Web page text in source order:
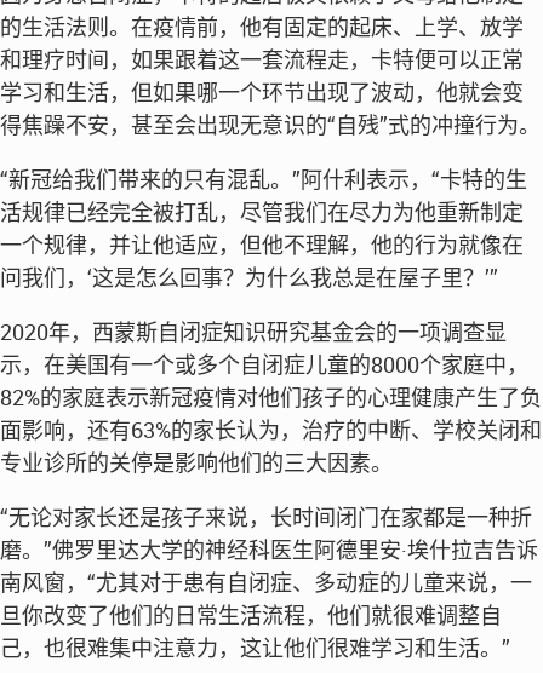
的生活法则。在疫情前，他有固定的起床、上学、放学
和理疗时间，如果跟着这一套流程走，卡特便可以正常
学习和生活，但如果哪一个环节出现了波动，他就会变
得焦躁不安，甚至会出现无意识的“自残”式的冲撞行为。
“新冠给我们带来的只有混乱。”阿什利表示，“卡特的生
活规律已经完全被打乱，尽管我们在尽力为他重新制定
一个规律，并让他适应，但他不理解，他的行为就像在
问我们，‘这是怎么回事？为什么我总是在屋子里？’”
2020年，西蒙斯自闭症知识研究基金会的一项调查显
示，在美国有一个或多个自闭症儿童的8000个家庭中，
82%的家庭表示新冠疫情对他们孩子的心理健康产生了负
面影响，还有63%的家长认为，治疗的中断、学校关闭和
专业诊所的关停是影响他们的三大因素。
“无论对家长还是孩子来说，长时间闭门在家都是一种折
磨。”佛罗里达大学的神经科医生阿德里安·埃什拉吉告诉
南风窗，“尤其对于患有自闭症、多动症的儿童来说，一
旦你改变了他们的日常生活流程，他们就很难调整自
己，也很难集中注意力，这让他们很难学习和生活。”